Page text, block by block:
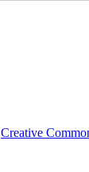
Creative